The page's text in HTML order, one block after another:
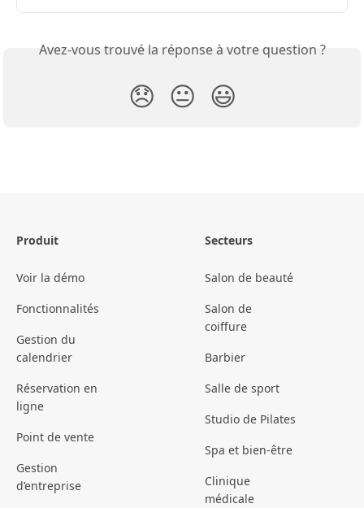
Avez-vous trouvé la réponse à votre question ?
😞 😐 😃
Produit
Voir la démo
Fonctionnalités
Gestion du
calendrier
Réservation en
ligne
Point de vente
Gestion
d’entreprise
Secteurs
Salon de beauté
Salon de
coiffure
Barbier
Salle de sport
Studio de Pilates
Spa et bien-être
Clinique
médicale